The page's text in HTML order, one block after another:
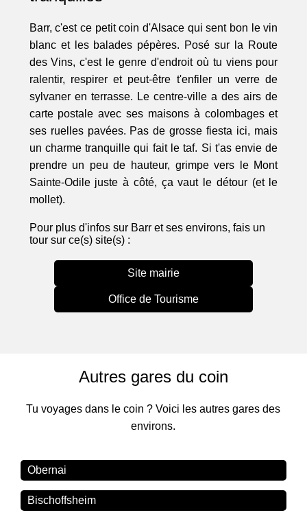
Barr, c'est ce petit coin d'Alsace qui sent bon le vin
blanc et les balades pépères. Posé sur la Route
des Vins, c'est le genre d'endroit où tu viens pour
ralentir, respirer et peut-être t'enfiler un verre de
sylvaner en terrasse. Le centre-ville a des airs de
carte postale avec ses maisons à colombages et
ses ruelles pavées. Pas de grosse fiesta ici, mais
un charme tranquille qui fait le taf. Si t'as envie de
prendre un peu de hauteur, grimpe vers le Mont
Sainte-Odile juste à côté, ça vaut le détour (et le
mollet).
Pour plus d'infos sur Barr et ses environs, fais un
tour sur ce(s) site(s) :
Site mairie
Office de Tourisme
Autres gares du coin
Tu voyages dans le coin ? Voici les autres gares des
environs.
Obernai
Bischoffsheim